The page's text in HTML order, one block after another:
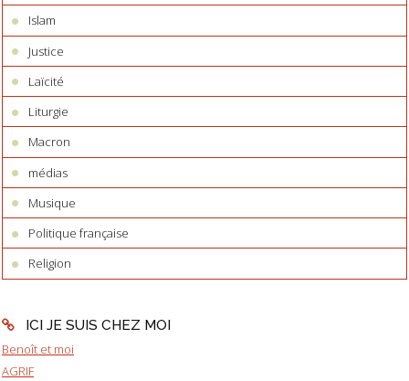
Islam
Justice
Laïcité
Liturgie
Macron
médias
Musique
Politique française
Religion
ICI JE SUIS CHEZ MOI
Benoît et moi
AGRIF